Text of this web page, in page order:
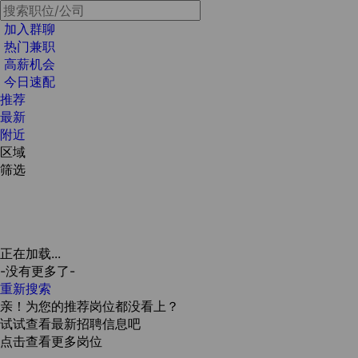
加入群聊
热门兼职
高薪机会
今日速配
推荐
最新
附近
区域
筛选
正在加载...
-没有更多了-
重新搜索
亲！为您的推荐岗位都没看上？
试试查看最新招聘信息吧
点击查看更多岗位